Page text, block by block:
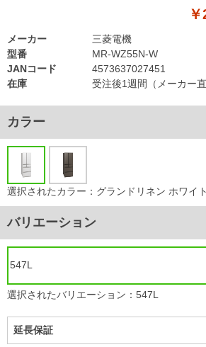
型番
MR-WZ55N-W
JANコード
4573637027451
在庫
受注後1週間（メーカー直
メーカー 三菱電機
カラー
選択されたカラー：グランドリネン ホワイト
バリエーション
547L
選択されたバリエーション：547L
延長保証